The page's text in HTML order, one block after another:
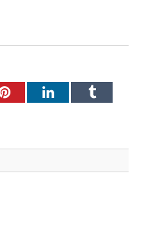
PinterestLinkedInTumblr